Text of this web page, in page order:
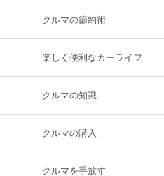
クルマの節約術
楽しく便利なカーライフ
クルマの知識
クルマの購入
クルマを手放す